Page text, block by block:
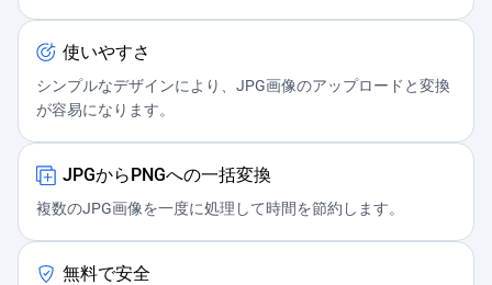
使いやすさ
シンプルなデザインにより、JPG画像のアップロードと変換
が容易になります。
JPGからPNGへの一括変換
複数のJPG画像を一度に処理して時間を節約します。
無料で安全